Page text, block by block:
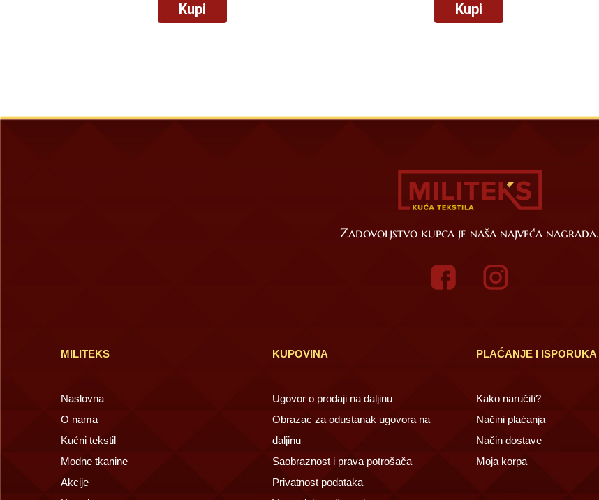
Kupi Kupi
Zadovoljstvo kupca je naša najveća nagrada.
MILITEKS
Naslovna
O nama
Kućni tekstil
Modne tkanine
Akcije
KUPOVINA
Ugovor o prodaji na daljinu
Obrazac za odustanak ugovora na
daljinu
Saobraznost i prava potrošača
Privatnost podataka
PLAĆANJE I ISPORUKA
Kako naručiti?
Načini plaćanja
Način dostave
Moja korpa